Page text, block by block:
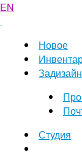
EN
Новое
Студия